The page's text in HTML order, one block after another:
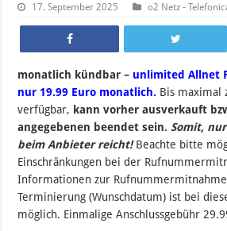
17. September 2025 o2 Netz -
monatlich kündbar – unlimited Allnet
nur 19.99 Euro monatlich. Bis maximal
verfügbar, kann vorher ausverkauft
angegebenen beendet sein. Somit,
beim Anbieter reicht!Beachte bitte
Einschränkungen bei der
Informationen zur
Terminierung (Wunschdatum) ist bei
möglich. Einmalige Anschlussgebühr